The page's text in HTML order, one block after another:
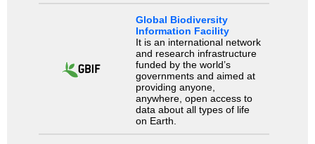
Global Biodiversity
Information Facility
It is an international network
and research infrastructure
funded by the world’s
governments and aimed at
providing anyone,
anywhere, open access to
data about all types of life
on Earth.